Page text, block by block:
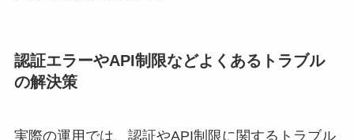
認証エラーやAPI制限などよくあるトラブル
の解決策
実際の運用では、認証やAPI制限に関するトラブル